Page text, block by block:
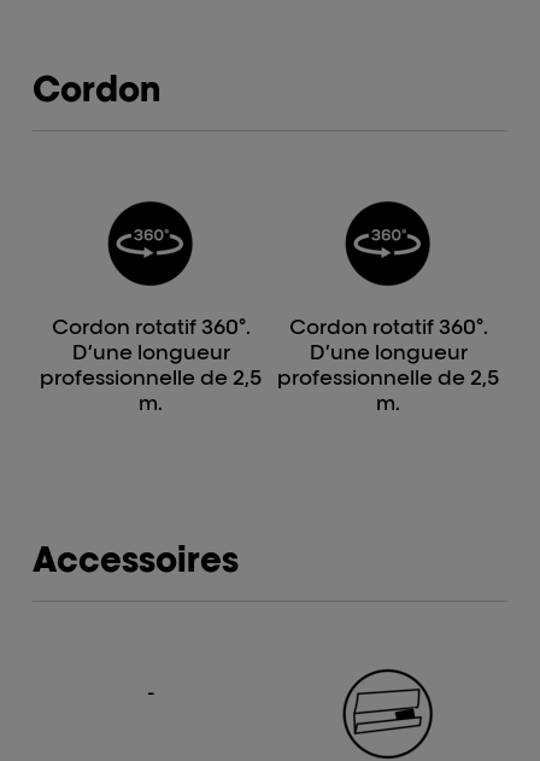
Cordon
Cordon rotatif 360°.
D’une longueur
professionnelle de 2,5
m.
Cordon rotatif 360°.
D’une longueur
professionnelle de 2,5
m.
Accessoires
-